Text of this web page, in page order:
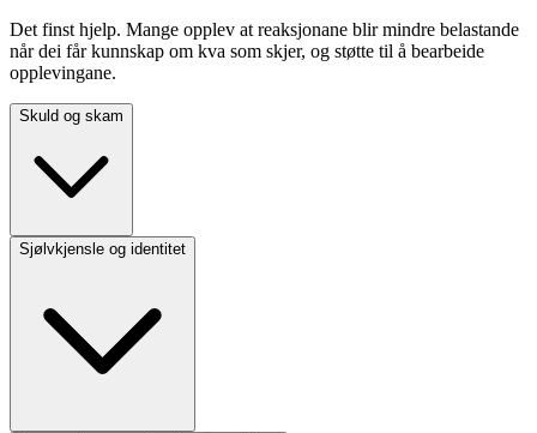
Det finst hjelp. Mange opplev at reaksjonane blir mindre belastande
når dei får kunnskap om kva som skjer, og støtte til å bearbeide
opplevingane.
Skuld og skam
Sjølvkjensle og identitet